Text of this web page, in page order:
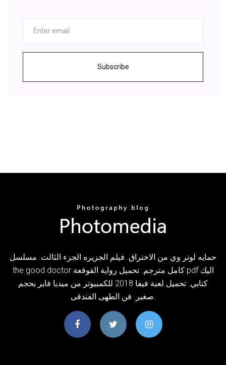
Subscribe
حمايه لوتر وي من الاختراق. فيلم الجزيره الجزء الثالث. مسلسل
the good doctor كامل مترجم. تحميل رواية القوقعة pdf اليك
كتابي. تحميل لعبة فيفا 2018 للكمبيوتر من ميديا فاير بحجم